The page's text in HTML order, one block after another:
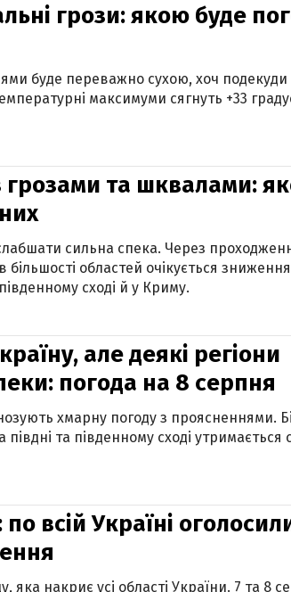
грози: якою буде
буде переважно сухою, хоч подекуди
максимуми сягнуть +33
грозами та шквалами:
сильна спека. Через
областей очікується зниження
сході й у Криму.
але деякі регіони
погода на 8 серпня
хмарну погоду з проясненнями.
та південному сході утримається
всій Україні
накриє усі області України. 7 та 8